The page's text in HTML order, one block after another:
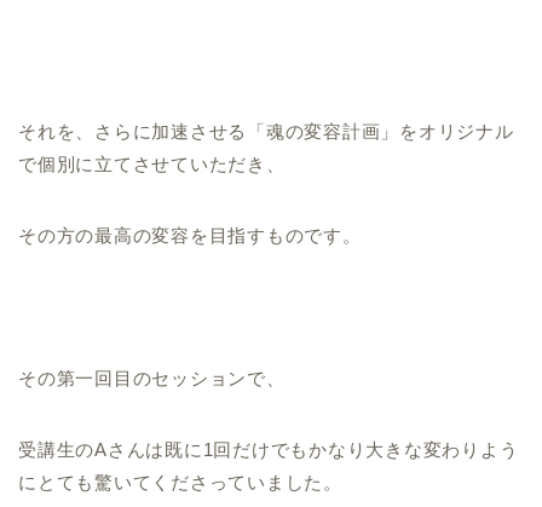
それを、さらに加速させる「魂の変容計画」をオリジナル
で個別に立てさせていただき、
その方の最高の変容を目指すものです。
その第一回目のセッションで、
受講生のAさんは既に1回だけでもかなり大きな変わりよう
にとても驚いてくださっていました。